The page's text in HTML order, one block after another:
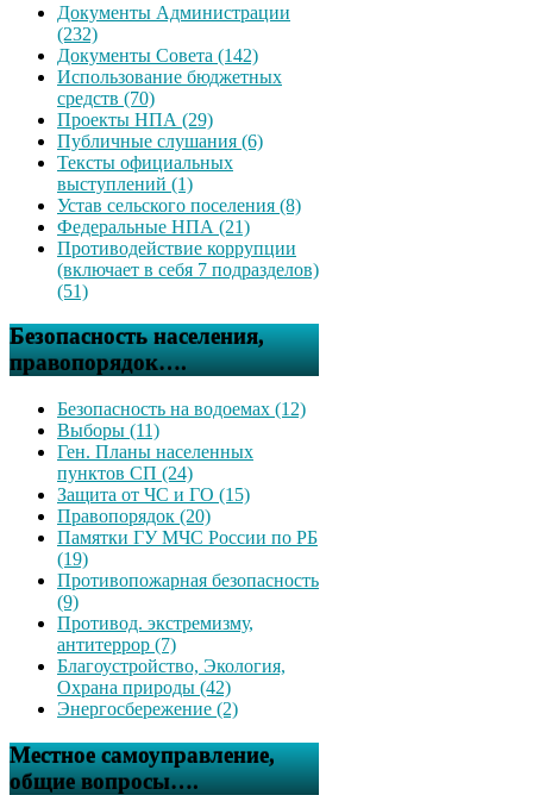
Документы Администрации
(232)
Документы Совета (142)
Использование бюджетных
средств (70)
Проекты НПА (29)
Публичные слушания (6)
Тексты официальных
выступлений (1)
Устав сельского поселения (8)
Федеральные НПА (21)
Противодействие коррупции
(включает в себя 7 подразделов)
(51)
Безопасность населения,
правопорядок….
Безопасность на водоемах (12)
Выборы (11)
Ген. Планы населенных
пунктов СП (24)
Защита от ЧС и ГО (15)
Правопорядок (20)
Памятки ГУ МЧС России по РБ
(19)
Противопожарная безопасность
(9)
Противод. экстремизму,
антитеррор (7)
Благоустройство, Экология,
Охрана природы (42)
Энергосбережение (2)
Местное самоуправление,
общие вопросы….